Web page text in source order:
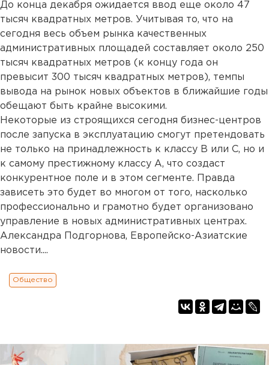
До конца декабря ожидается ввод еще около 47
тысяч квадратных метров. Учитывая то, что на
сегодня весь объем рынка качественных
административных площадей составляет около 250
тысяч квадратных метров (к концу года он
превысит 300 тысяч квадратных метров), темпы
вывода на рынок новых объектов в ближайшие годы
обещают быть крайне высокими.
Некоторые из строящихся сегодня бизнес-центров
после запуска в эксплуатацию смогут претендовать
не только на принадлежность к классу В или С, но и
к самому престижному классу А, что создаст
конкурентное поле и в этом сегменте. Правда
зависеть это будет во многом от того, насколько
профессионально и грамотно будет организовано
управление в новых административных центрах.
Александра Подгорнова, Европейско-Азиатские
новости....
Общество